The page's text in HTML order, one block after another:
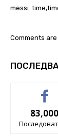
Comments are
83,000